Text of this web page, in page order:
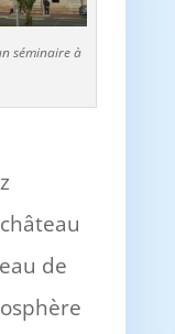
séminaire à
de